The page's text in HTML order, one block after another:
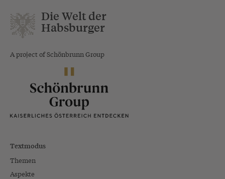
Die Welt der
Habsburger
A project of Schönbrunn Group
Textmodus
Themen
Aspekte